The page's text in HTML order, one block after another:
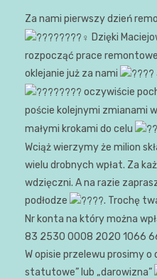
Za nami pierwszy dzień
Dzięki
rozpocząć prace remontowe
oklejanie już za nami
oczywiście
poście kolejnymi zmianami
małymi krokami do celu
Wciąż wierzymy że milion
wielu drobnych wpłat. Za
wdzięczni. A na razie
podłodze
. Trochę
Nr konta na który można
83 2530 0008 2020 1066
W opisie przelewu prosimy o
statutowe” lub „darowizna”